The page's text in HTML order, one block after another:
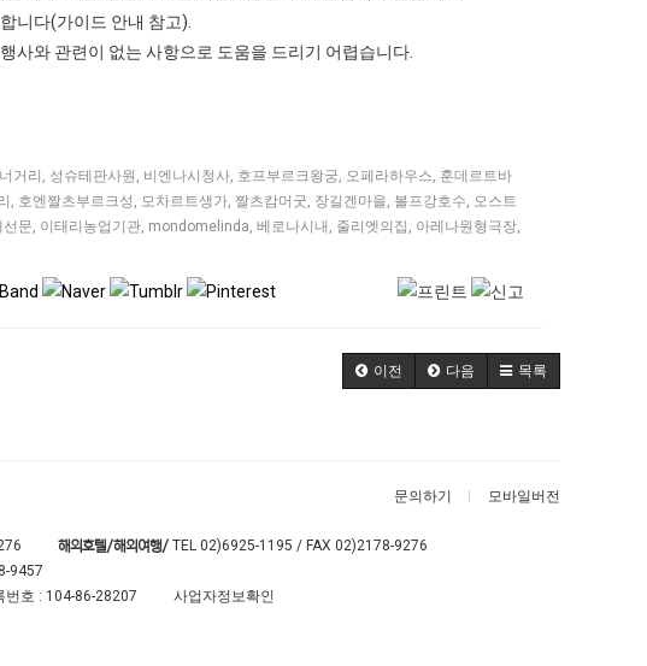
니다(가이드 안내 참고).
사와 관련이 없는 사항으로 도움을 드리기 어렵습니다.
거리 , 성슈테판사원 , 비엔나시청사, 호프부르크왕궁, 오페라하우스, 훈데르트바
, 호엔짤츠부르크성 , 모차르트생가, 짤츠캄머굿, 장길겐마을, 볼프강호수, 오스트
선문, 이태리농업기관, mondomelinda, 베로나시내 , 줄리엣의집 , 아레나원형극장,
이전 다음 목록
문의하기 모바일버전
해외호텔/해외여행/TEL 02)6925-1195 / FAX 02)2178-9276
9457
번호 : 104-86-28207
사업자정보확인